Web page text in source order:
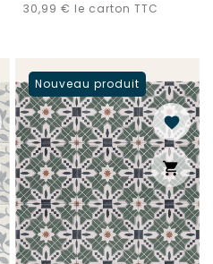
30,99 € le carton TTC
Nouveau produit
favorite
shopping_cart